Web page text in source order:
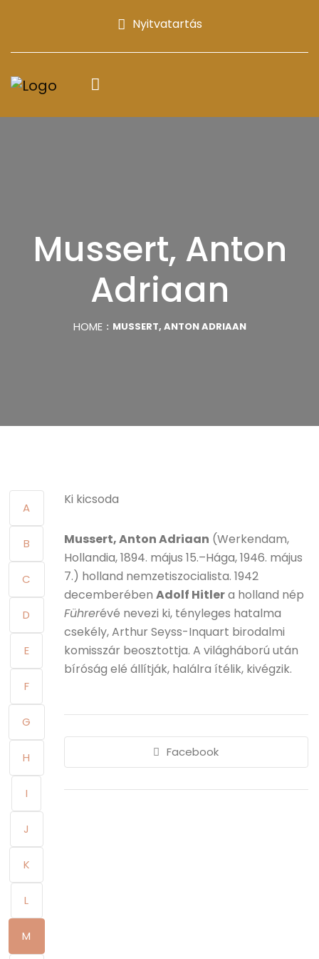
Nyitvatartás
Mussert, Anton
Adriaan
HOME MUSSERT, ANTON ADRIAAN
A
B
C
D
E
F
G
H
I
J
K
L
M
Ki kicsoda
Mussert, Anton Adriaan (Werkendam,
Hollandia, 1894. május 15.–Hága, 1946. május
7.) holland nemzetiszocialista. 1942
decemberében Adolf Hitlera holland nép
Führerévé nevezi ki, tényleges hatalma
csekély, Arthur Seyss-Inquart birodalmi
komisszár beosztottja. A világháború után
bíróság elé állítják, halálra ítélik, kivégzik.
Facebook